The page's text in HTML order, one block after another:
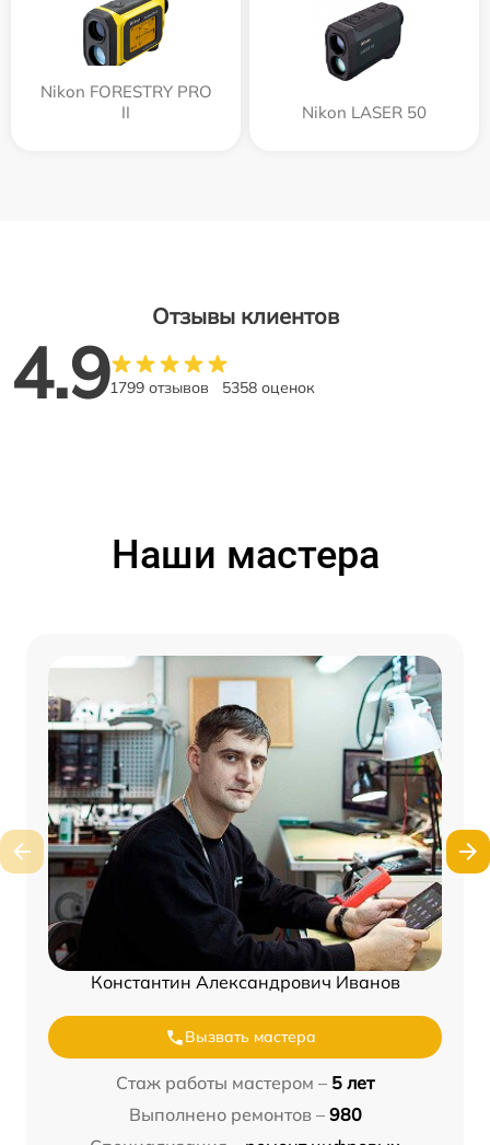
Nikon FORESTRY PRO
II
Nikon LASER 50
Отзывы клиентов
4.91799 отзывов 5358 оценок
Наши мастера
Константин Александрович Иванов
Вызвать мастера
Стаж работы мастером – 5 лет
Выполнено ремонтов – 980